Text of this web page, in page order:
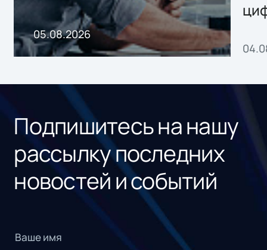
05.08.2026
Подпишитесь на нашу
рассылку последних
новостей и событий